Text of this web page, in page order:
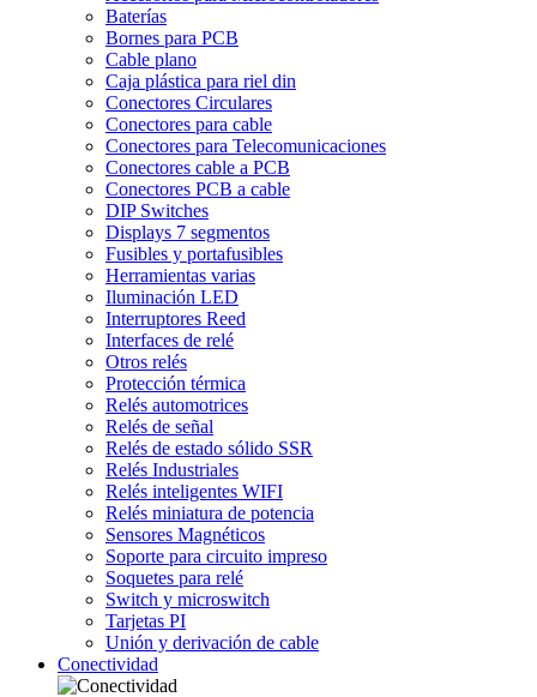
Baterías
Bornes para PCB
Cable plano
Caja plástica para riel din
Conectores Circulares
Conectores para cable
Conectores para Telecomunicaciones
Conectores cable a PCB
Conectores PCB a cable
DIP Switches
Displays 7 segmentos
Fusibles y portafusibles
Herramientas varias
Iluminación LED
Interruptores Reed
Interfaces de relé
Otros relés
Protección térmica
Relés automotrices
Relés de señal
Relés de estado sólido SSR
Relés Industriales
Relés inteligentes WIFI
Relés miniatura de potencia
Sensores Magnéticos
Soporte para circuito impreso
Soquetes para relé
Switch y microswitch
Tarjetas PI
Unión y derivación de cable
Conectividad